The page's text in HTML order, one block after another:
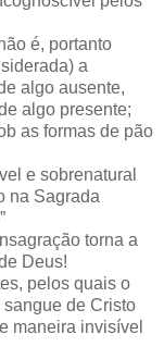
é, portanto
a
algo ausente,
algo presente;
as formas de pão
e sobrenatural
na Sagrada
torna a
Deus!
pelos quais o
sangue de Cristo
maneira invisível